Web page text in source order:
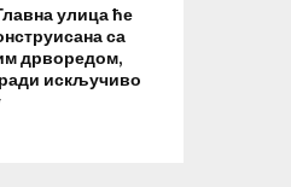
улица ће
са
дрворедом,
искључиво